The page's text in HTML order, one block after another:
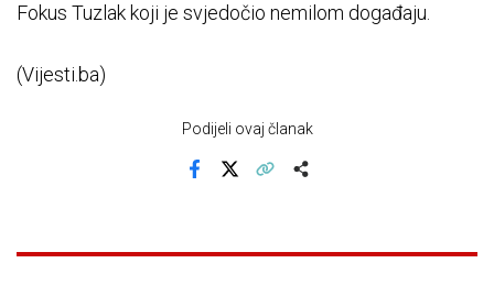
Fokus Tuzlak koji je svjedočio nemilom događaju.
(Vijesti.ba)
Podijeli ovaj članak